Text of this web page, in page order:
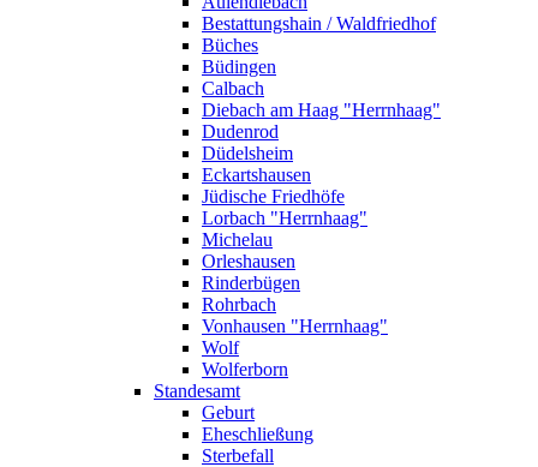
Bestattungshain / Waldfriedhof
Büches
Büdingen
Calbach
Diebach am Haag "Herrnhaag"
Dudenrod
Düdelsheim
Eckartshausen
Jüdische Friedhöfe
Lorbach "Herrnhaag"
Michelau
Orleshausen
Rinderbügen
Rohrbach
Vonhausen "Herrnhaag"
Wolf
Wolferborn
Standesamt
Geburt
Eheschließung
Sterbefall